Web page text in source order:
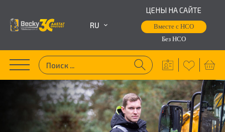
RU
ЦЕНЫ НА САЙТЕ
Вместе с НСО
Без НСО